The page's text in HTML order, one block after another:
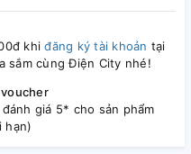
khiđăng ký tài khoản tại
sắm cùng Điện City nhé!
giá 5* cho sản phẩm
hạn)